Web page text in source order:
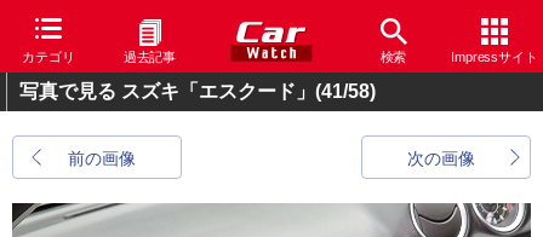
カテゴリ 過去記事 検索 Impressサイト
写真で見る スズキ「エスクード」 (41/58)
前の画像 次の画像